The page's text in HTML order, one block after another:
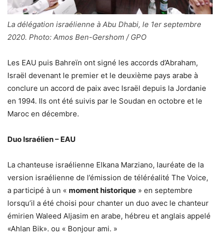
La délégation israélienne à Abu Dhabi, le 1er septembre
2020. Photo: Amos Ben-Gershom / GPO
Les EAU puis Bahreïn ont signé les accords d’Abraham,
Israël devenant le premier et le deuxième pays arabe à
conclure un accord de paix avec Israël depuis la Jordanie
en 1994. Ils ont été suivis par le Soudan en octobre et le
Maroc en décembre.
Duo Israélien – EAU
La chanteuse israélienne Elkana Marziano, lauréate de la
version israélienne de l’émission de téléréalité The Voice,
a participé à un « moment historique » en septembre
lorsqu’il a été choisi pour chanter un duo avec le chanteur
émirien Waleed Aljasim en arabe, hébreu et anglais appelé
«Ahlan Bik». ou « Bonjour ami. »